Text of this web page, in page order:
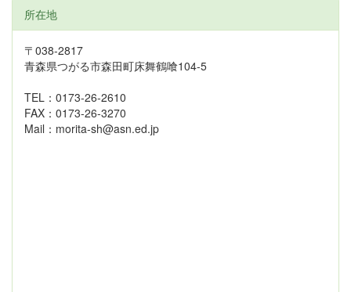
所在地
〒038-2817
青森県つがる市森田町床舞鶴喰104-5
TEL：0173-26-2610
FAX：0173-26-3270
Mail：morita-sh@asn.ed.jp